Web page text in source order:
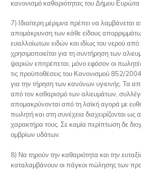
κανονισμό καθαριότητας του Δήμου Ευρώτα
7) Ιδιαίτερη μέριμνα πρέπει να λαμβάνεται
απομάκρυνση των κάθε είδους
ευαλλοίωτων ειδών και ιδίως του νερού
χρησιμοποιείται για τη συντήρηση των
ψαριών επιτρέπεται, μόνο εφόσον οι
τις προϋποθέσεις του Κανονισμού 852/
για την τήρηση των κανόνων υγιεινής. Τα
από τον καθαρισμό των αλιευμάτων,
απομακρύνονται από τη λαϊκή αγορά με
πωλητή και στη συνέχεια διαχειρίζονται
χαρακτήρα τους. Σε καμία περίπτωση δε
ομβρίων υδάτων.
8) Να τηρούν την καθαριότητα και την
καταλαμβάνουν οι πάγκοι πώλησης των